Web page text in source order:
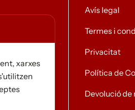
Avís legal
Termes i
Privacitat
Política de
Devolució
xarxes